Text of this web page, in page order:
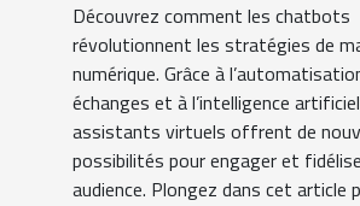
Découvrez comment les chatbots
révolutionnent les stratégies de
numérique. Grâce à
échanges et à l’intelligence
assistants virtuels offrent de
possibilités pour engager et
audience. Plongez dans cet article